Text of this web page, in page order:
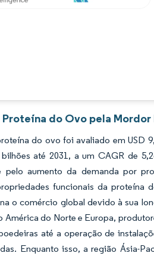
do Ovo pela
do ovo foi avaliado em USD
até 2031, a um CAGR de
pelo aumento da demanda por
funcionais da
o comércio global devido à sua
América do Norte e Europa,
até a operação de
Enquanto isso, a região Ásia-